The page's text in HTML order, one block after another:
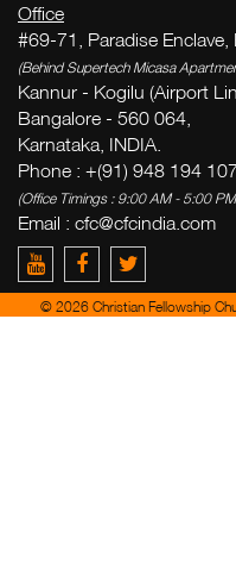
Office
#69-71, Paradise Enclave,
(Behind Supertech Micasa
Kannur - Kogilu (Airport
Bangalore - 560 064,
Karnataka, INDIA.
Phone : +(91) 948 194
(Office Timings : 9:00 AM - 5:00
Email : cfc@cfcindia.com
© 2026 Christian Fellowship